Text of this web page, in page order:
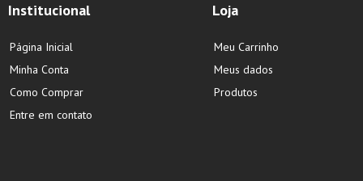
Institucional
Página Inicial
Minha Conta
Como Comprar
Entre em contato
Loja
Meu Carrinho
Meus dados
Produtos